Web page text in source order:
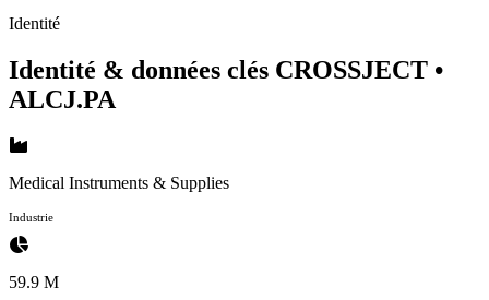
Identité
Identité & données clés CROSSJECT •
ALCJ.PA
Medical Instruments & Supplies
Industrie
59.9 M